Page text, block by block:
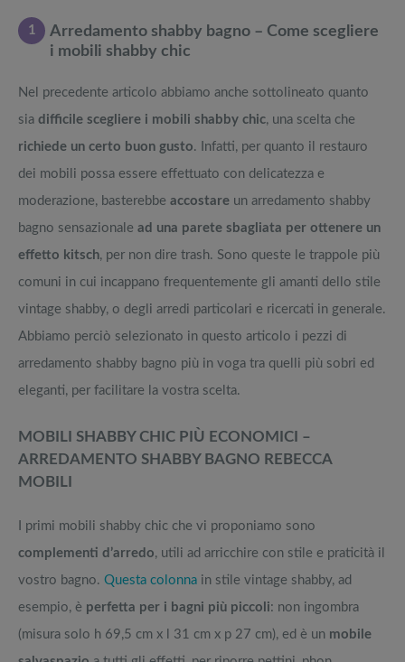
1
Arredamento shabby bagno – Come scegliere
i mobili shabby chic
Nel precedente articolo abbiamo anche sottolineato quanto
sia difficile scegliere i mobili shabby chic, una scelta che
richiede un certo buon gusto. Infatti, per quanto il restauro
dei mobili possa essere effettuato con delicatezza e
moderazione, basterebbe accostare un arredamento shabby
bagno sensazionale ad una parete sbagliata per ottenere un
effetto kitsch, per non dire trash. Sono queste le trappole più
comuni in cui incappano frequentemente gli amanti dello stile
vintage shabby, o degli arredi particolari e ricercati in generale.
Abbiamo perciò selezionato in questo articolo i pezzi di
arredamento shabby bagno più in voga tra quelli più sobri ed
eleganti, per facilitare la vostra scelta.
MOBILI SHABBY CHIC PIÙ ECONOMICI –
ARREDAMENTO SHABBY BAGNO REBECCA
MOBILI
I primi mobili shabby chic che vi proponiamo sono
complementi d’arredo, utili ad arricchire con stile e praticità il
vostro bagno. Questa colonna in stile vintage shabby, ad
esempio, è perfetta per i bagni più piccoli: non ingombra
(misura solo h 69,5 cm x l 31 cm x p 27 cm), ed è un mobile